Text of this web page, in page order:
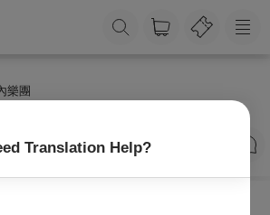
Translation Help?
樂團
訂閱